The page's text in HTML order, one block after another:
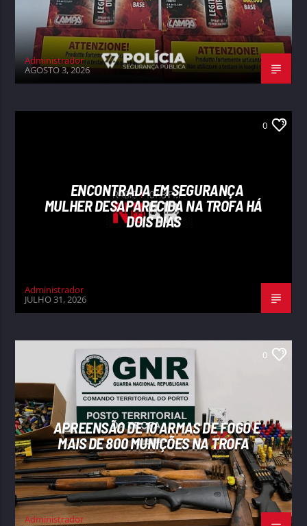
Administrador
AGOSTO 3, 2026
0
ENCONTRADA EM SEGURANÇA
MULHER DESAPARECIDA NA TROFA HÁ
DOIS DIAS
Administrador
JULHO 31, 2026
0
APREENSÃO DE 10 ARMAS DE FOGO E
MAIS DE 800 MUNIÇÕES NA TROFA
Administrador